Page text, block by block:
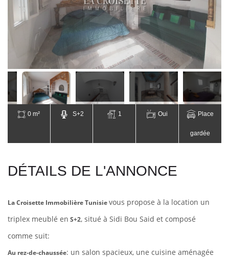
0 m² S+2 1 Oui Place
gardée
DÉTAILS DE L'ANNONCE
La Croisette Immobilière Tunisievous propose à la location un
triplex meublé en S+2, situé à Sidi Bou Said et composé
comme suit:
Au rez-de-chaussée: un salon spacieux, une cuisine aménagée